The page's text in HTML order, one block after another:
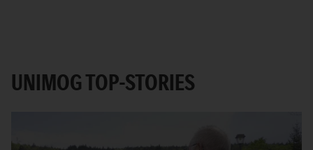
UNIMOG TOP-STORIES